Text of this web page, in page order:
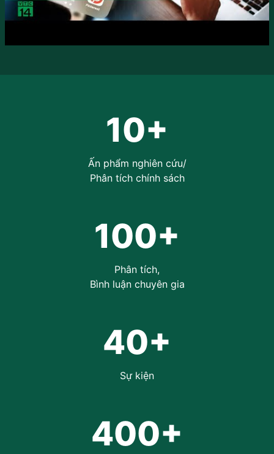
10+
Ấn phẩm nghiên cứu/
Phân tích chính sách
100+
Phân tích,
Bình luận chuyên gia
40+
Sự kiện
400+